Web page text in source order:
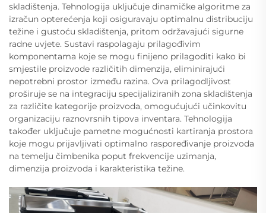
skladištenja. Tehnologija uključuje dinamičke algoritme za
izračun opterećenja koji osiguravaju optimalnu distribuciju
težine i gustoću skladištenja, pritom održavajući sigurne
radne uvjete. Sustavi raspolagaju prilagođivim
komponentama koje se mogu finijeno prilagoditi kako bi
smjestile proizvode različitih dimenzija, eliminirajući
nepotrebni prostor između razina. Ova prilagodljivost
proširuje se na integraciju specijaliziranih zona skladištenja
za različite kategorije proizvoda, omogućujući učinkovitu
organizaciju raznovrsnih tipova inventara. Tehnologija
također uključuje pametne mogućnosti kartiranja prostora
koje mogu prijavljivati optimalno raspoređivanje proizvoda
na temelju čimbenika poput frekvencije uzimanja,
dimenzija proizvoda i karakteristika težine.